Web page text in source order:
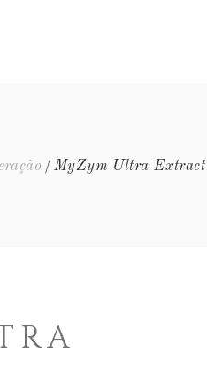
MyZym Ultra Extract